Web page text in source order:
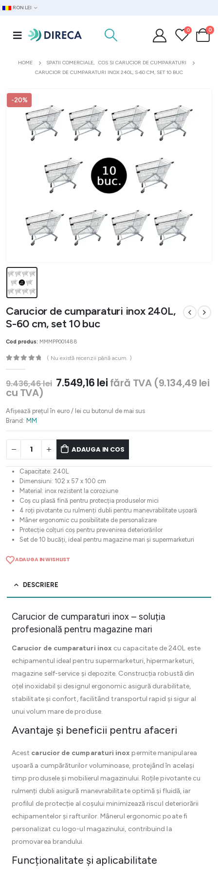
RON LEI
0 0
HOME SPATII COMERCIALE,
COS SI CARUCIOR DE CUMPARATURI
CARUCIOR DE CUMPARATURI INOX 240L, S-60 CM, SET 10 BUC
-20%
Carucior de cumparaturi inox 240L,
S-60 cm, set 10 buc
Cod produs: MMMPP001488
( Nu există recenzii până acum. )
9.436,46lei Prețul
fost:
7.549,16 leiPrețul
7.549,16 lei.
fără TVA (9.134,49 lei
cu TVA)
Afișează prețul în euro / lei cu butonul de mai sus
Brand: MM
ADAUGA IN COS
Capacitate: 240L
Dimensiuni: 102 x 57 x 100 cm
Material: inox rezistent la coroziune
Coș cu plasă fină pentru protecția produselor mici
4 roți pivotante cu rulmenți dubli pentru manevrabilitate ușoară
Mâner ergonomic cu posibilitate de personalizare
Protecție colțuri coș pentru prevenirea deteriorărilor
Set de 10 bucăți, ideal pentru magazine mari și supermarketuri
ADAUGA IN WISHLIST
DESCRIERE
Carucior de cumparaturi inox – soluția
profesională pentru magazine mari
Carucior de cumparaturi inox cu capacitate de 240L este
echipamentul ideal pentru supermarketuri, hipermarketuri,
magazine self-service și depozite. Construcția robustă din
oțel inoxidabil și designul ergonomic asigură durabilitate,
stabilitate și confort, facilitând transportul rapid și sigur al
unui volum mare de produse.
Avantaje și beneficii pentru afaceri
Acest carucior de cumparaturi inox permite manipularea
ușoară a cumpărăturilor voluminoase, protejând în același
timp produsele și mobilierul magazinului. Roțile pivotante cu
rulmenți dubli asigură manevrabilitate optimă și fluidă, iar
profilul de protecție al coșului minimizează riscul deteriorării
echipamentelor și rafturilor. Mânerul ergonomic poate fi
personalizat cu logo-ul magazinului, contribuind la
promovarea brandului.
Funcționalitate și aplicabilitate